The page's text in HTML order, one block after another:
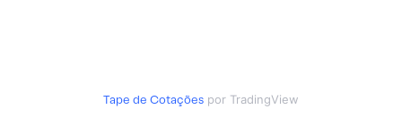
Tape de Cotações por TradingView